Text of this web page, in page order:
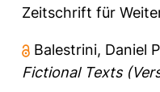
Zeitschrift für
Balestrini, Daniel
Fictional Texts